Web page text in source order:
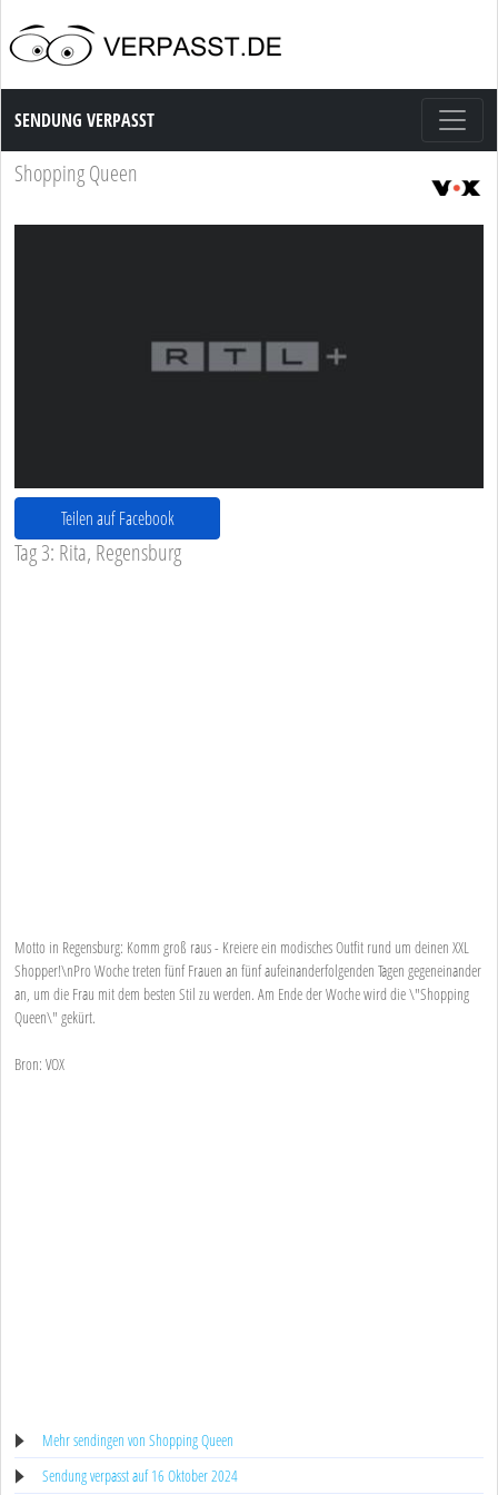
Sendung Verpasst
SENDUNG VERPASST
Shopping Queen
Teilen auf Facebook
Tag 3: Rita, Regensburg
Motto in Regensburg: Komm groß raus - Kreiere ein modisches Outfit rund um deinen XXL
Shopper!\nPro Woche treten fünf Frauen an fünf aufeinanderfolgenden Tagen gegeneinander
an, um die Frau mit dem besten Stil zu werden. Am Ende der Woche wird die \"Shopping
Queen\" gekürt.
Bron: VOX
Mehr sendingen von Shopping Queen
Sendung verpasst auf 16 Oktober 2024